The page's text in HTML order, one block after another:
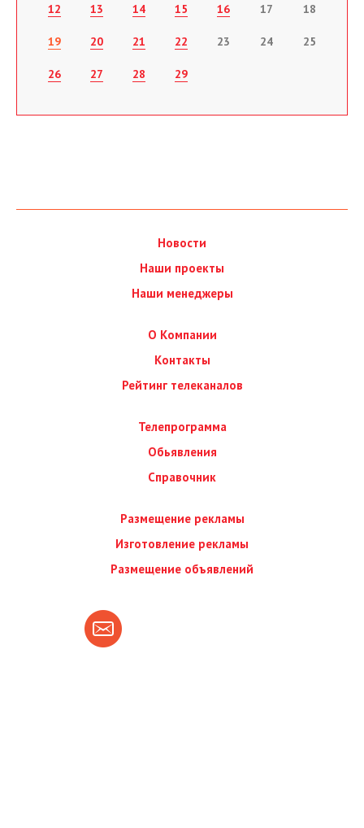
12 13 14 15 16 17 18
19 20 21 22 23 24 25
26 27 28 29
Новости
Наши проекты
Наши менеджеры
О Компании
Контакты
Рейтинг телеканалов
Телепрограмма
Обьявления
Справочник
Размещение рекламы
Изготовление рекламы
Размещение объявлений